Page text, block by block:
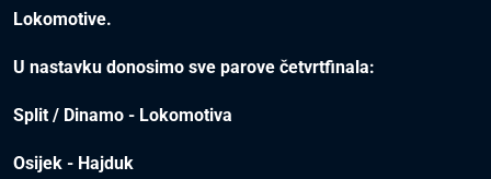
Lokomotive.
U nastavku donosimo sve parove četvrtfinala:
Split / Dinamo - Lokomotiva
Osijek - Hajduk